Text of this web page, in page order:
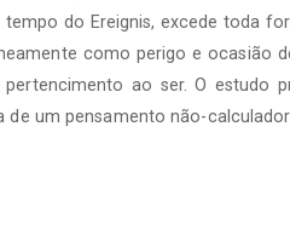
do Ereignis, excede toda
como perigo e ocasião
ao ser. O estudo
um pensamento não-calculador.